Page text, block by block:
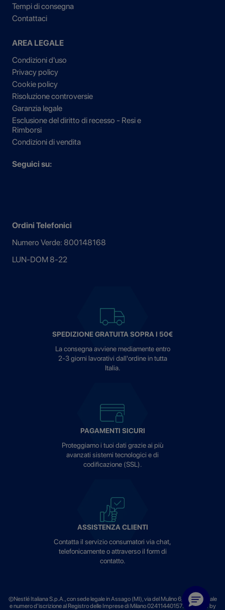
Tempi di consegna
Contattaci
AREA LEGALE
Condizioni d'uso
Privacy policy
Cookie policy
Risoluzione controversie
Garanzia legale
Esclusione del diritto di recesso - Resi e
Rimborsi
Condizioni di vendita
Seguici su:
Ordini Telefonici
Numero Verde: 800148168
LUN-DOM 8-22
SPEDIZIONE GRATUITA SOPRA I 50€
La consegna avviene mediamente entro
2-3 giorni lavorativi dall'ordine in tutta
Italia.
PAGAMENTI SICURI
Proteggiamo i tuoi dati grazie ai più
avanzati sistemi tecnologici e di
codificazione (SSL).
ASSISTENZA CLIENTI
Contatta il servizio consumatori via chat,
telefonicamente o attraverso il form di
contatto.
©Nestlé Italiana S.p.A., con sede legale in Assago (MI), via del Mulino 6, codice fiscale
e numero d'iscrizione al Registro delle Imprese di Milano 02411440157. Managed by